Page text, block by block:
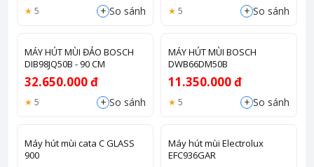
5 + So sánh 5 + So sánh
MÁY HÚT MÙI ĐẢO BOSCH
DIB98JQ50B - 90 CM
32.650.000 đ
5 + So sánh
MÁY HÚT MÙI BOSCH
DWB66DM50B
11.350.000 đ
5 + So sánh
Máy hút mùi cata C GLASS
900
Máy hút mùi Electrolux
EFC936GAR